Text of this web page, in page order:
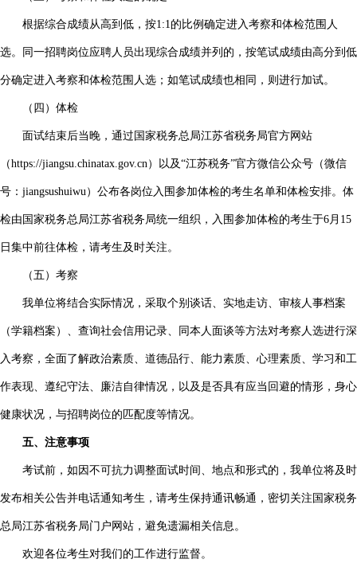
根据综合成绩从高到低，按1:1的比例确定进入考察和体检范围人
选。同一招聘岗位应聘人员出现综合成绩并列的，按笔试成绩由高分到低
分确定进入考察和体检范围人选；如笔试成绩也相同，则进行加试。
（四）体检
面试结束后当晚，通过国家税务总局江苏省税务局官方网站
（https://jiangsu.chinatax.gov.cn）以及“江苏税务”官方微信公众号（微信
号：jiangsushuiwu）公布各岗位入围参加体检的考生名单和体检安排。体
检由国家税务总局江苏省税务局统一组织，入围参加体检的考生于6月15
日集中前往体检，请考生及时关注。
（五）考察
我单位将结合实际情况，采取个别谈话、实地走访、审核人事档案
（学籍档案）、查询社会信用记录、同本人面谈等方法对考察人选进行深
入考察，全面了解政治素质、道德品行、能力素质、心理素质、学习和工
作表现、遵纪守法、廉洁自律情况，以及是否具有应当回避的情形，身心
健康状况，与招聘岗位的匹配度等情况。
五、注意事项
考试前，如因不可抗力调整面试时间、地点和形式的，我单位将及时
发布相关公告并电话通知考生，请考生保持通讯畅通，密切关注国家税务
总局江苏省税务局门户网站，避免遗漏相关信息。
欢迎各位考生对我们的工作进行监督。